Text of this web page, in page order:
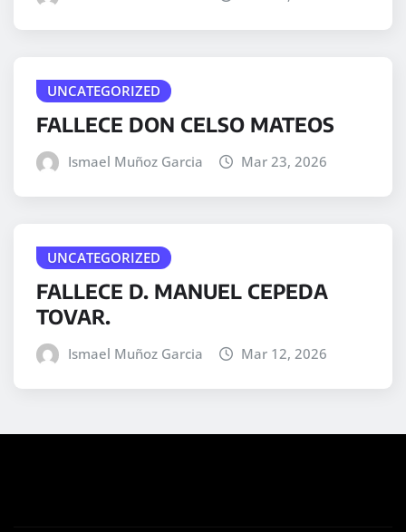
UNCATEGORIZED
FALLECE DON CELSO MATEOS
Ismael Muñoz Garcia Mar 23, 2026
UNCATEGORIZED
FALLECE D. MANUEL CEPEDA
TOVAR.
Ismael Muñoz Garcia Mar 12, 2026